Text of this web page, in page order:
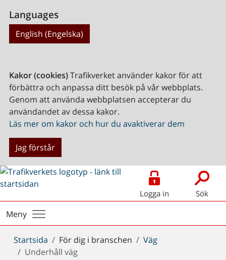
Languages
English (Engelska)
Kakor (cookies)Trafikverket använder kakor för att
förbättra och anpassa ditt besök på vår webbplats.
Genom att använda webbplatsen accepterar du
användandet av dessa kakor.
Läs mer om kakor och hur du avaktiverar dem
Jag förstår
Logga in Sök
Meny
Du
är
Startsida För dig i branschen
Väg
Underhåll väg